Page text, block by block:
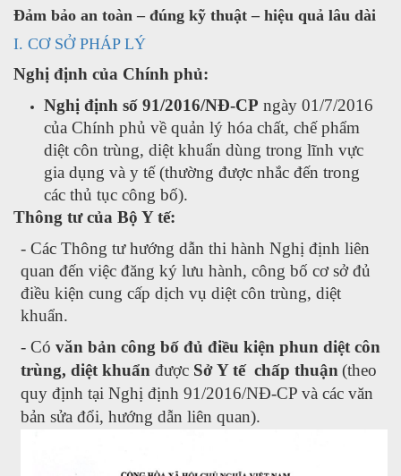
Đảm bảo an toàn – đúng kỹ thuật – hiệu quả lâu dài
I. CƠ SỞ PHÁP LÝ
Nghị định của Chính phủ:
Nghị định số 91/2016/NĐ-CP ngày 01/7/2016
của Chính phủ về quản lý hóa chất, chế phẩm
diệt côn trùng, diệt khuẩn dùng trong lĩnh vực
gia dụng và y tế (thường được nhắc đến trong
các thủ tục công bố).
Thông tư của Bộ Y tế:
- Các Thông tư hướng dẫn thi hành Nghị định liên
quan đến việc đăng ký lưu hành, công bố cơ sở đủ
điều kiện cung cấp dịch vụ diệt côn trùng, diệt
khuẩn.
- Có văn bản công bố đủ điều kiện phun diệt côn
trùng, diệt khuẩn được Sở Y tế chấp thuận (theo
quy định tại Nghị định 91/2016/NĐ-CP và các văn
bản sửa đổi, hướng dẫn liên quan).